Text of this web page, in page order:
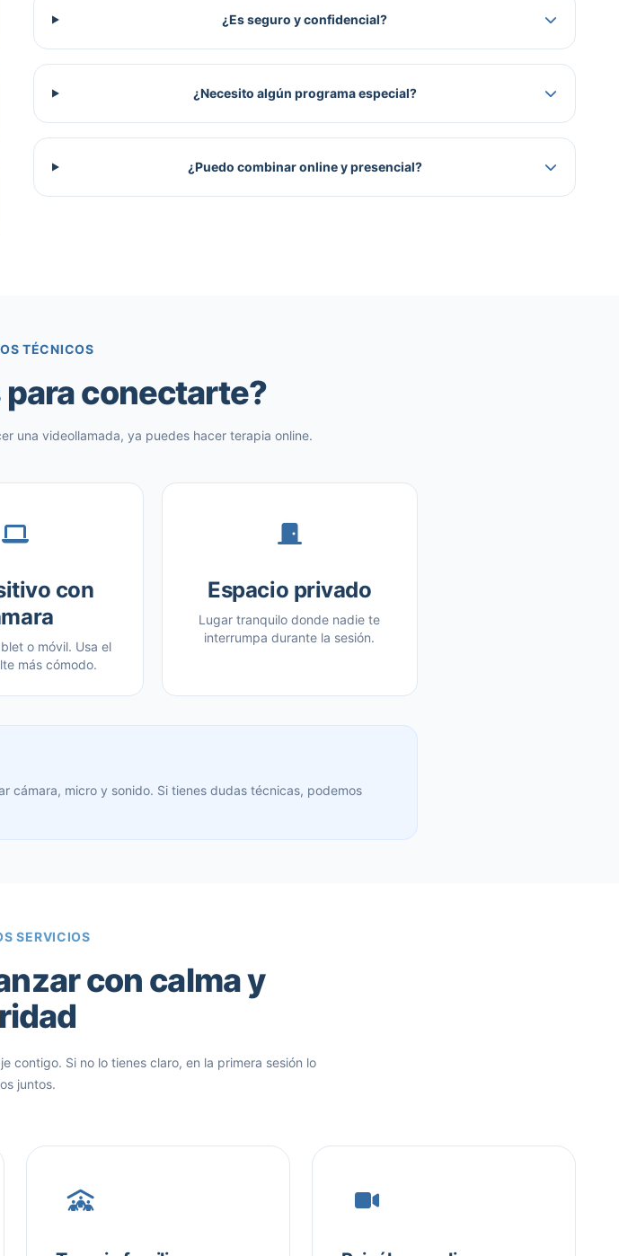
¿Es seguro y confidencial?
¿Necesito algún programa especial?
¿Puedo combinar online y presencial?
TÉCNICOS
conectarte?
una videollamada, ya puedes hacer terapia online.
con
o móvil. Usa el
más cómodo.
Espacio privado
Lugar tranquilo donde nadie te
interrumpa durante la sesión.
cámara, micro y sonido. Si tienes dudas técnicas, podemos
SERVICIOS
con calma y
contigo. Si no lo tienes claro, en la primera sesión lo
juntos.